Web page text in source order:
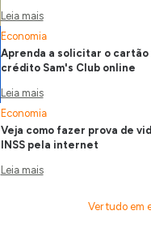
Leia mais
Economia
Aprenda a solicitar o cartão
crédito Sam's Club online
Leia mais
Economia
Veja como fazer prova de
INSS pela internet
Leia mais
Ver tudo em